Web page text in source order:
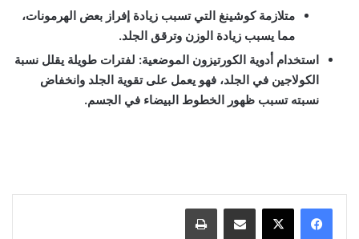
متلازمة كوشينغ التي تسبب زيادة إفراز بعض الهرمونات،
مما يسبب زيادة الوزن وترقق الجلد.
استخدام أدوية الكورتيزون الموضعية: لفترات طويلة يقلل نسبة
الكولاجين في الجلد، فهو يعمل على تقوية الجلد وانخفاض
نسبته تسبب ظهور الخطوط البيضاء في الجسم.
مشاركة عبر البريد طباعة